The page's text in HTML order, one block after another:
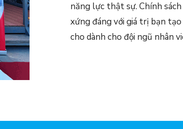
năng lực thật sự. Chính
xứng đáng với giá trị bạn
cho dành cho đội ngũ nhân